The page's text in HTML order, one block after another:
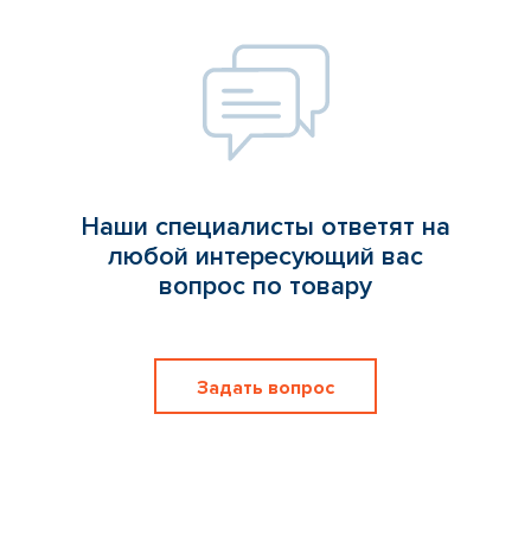
Наши специалисты ответят на
любой интересующий вас
вопрос по товару
Задать вопрос